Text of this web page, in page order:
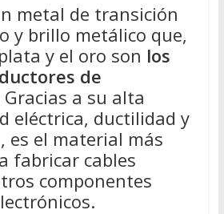
metal de transición
y brillo metálico que,
y el oro son los
de
Gracias a su alta
eléctrica, ductilidad y
es el material más
fabricar cables
componentes